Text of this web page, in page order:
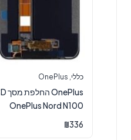
כללי OnePlus
OnePlus Nord N100
₪336